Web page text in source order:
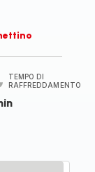
TEMPO DI
RAFFREDDAMENTO